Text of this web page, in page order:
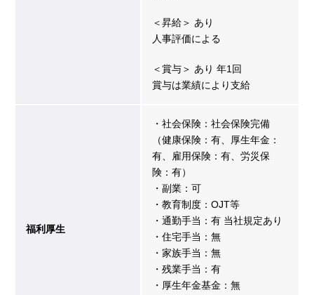
＜昇給＞ あり
人事評価による
＜賞与＞ あり 年1回
賞与は業績により支給
福利厚生
・社会保険：社会保険完備
（健康保険：有、厚生年金：
有、雇用保険：有、労災保
険：有）
・副業：可
・教育制度：OJT等
・通勤手当：有 当社規定あり
・住宅手当：無
・家族手当：無
・残業手当：有
・厚生年金基金：無